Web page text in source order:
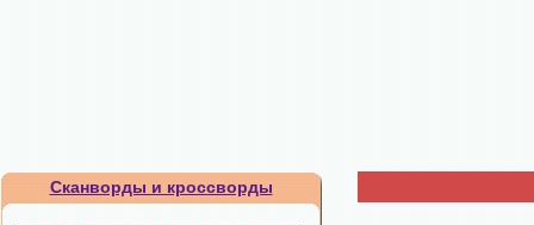
Сканворды и кроссворды